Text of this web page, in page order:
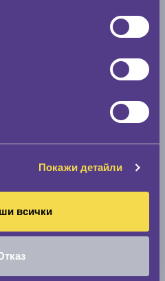
Покажи детайли
всички
при 100
гуми